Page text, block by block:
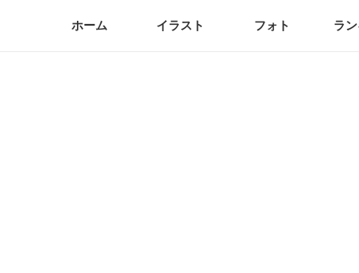
ホーム イラスト フォト ラ